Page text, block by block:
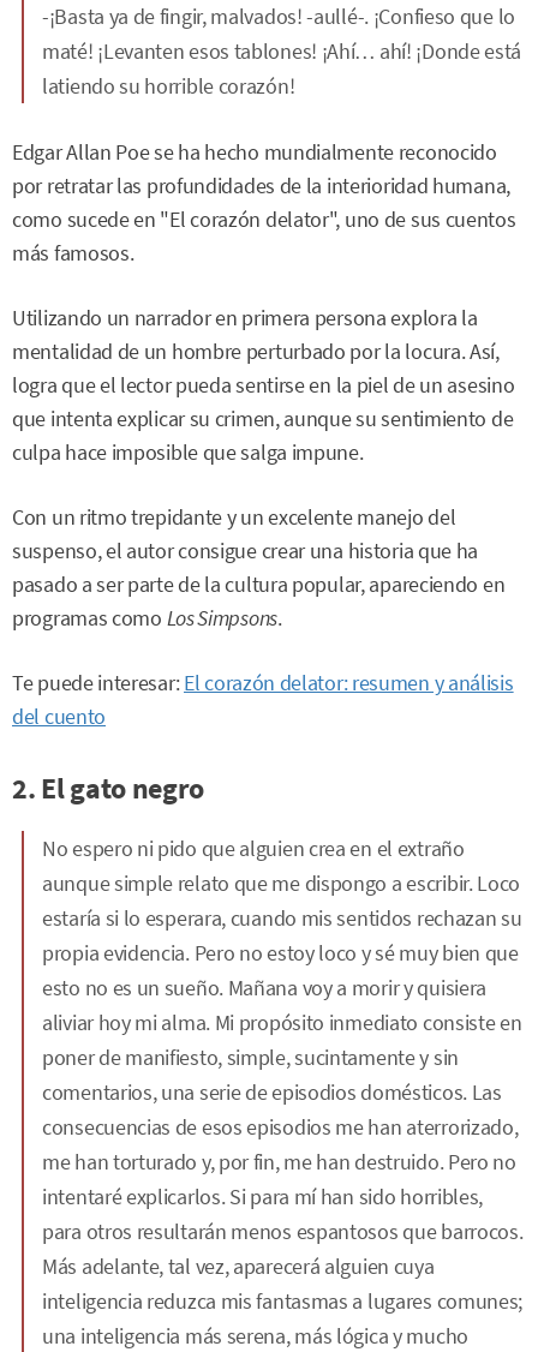
-¡Basta ya de fingir, malvados! -aullé-. ¡Confieso que lo
maté! ¡Levanten esos tablones! ¡Ahí… ahí! ¡Donde está
latiendo su horrible corazón!
Edgar Allan Poe se ha hecho mundialmente reconocido
por retratar las profundidades de la interioridad humana,
como sucede en "El corazón delator", uno de sus cuentos
más famosos.
Utilizando un narrador en primera persona explora la
mentalidad de un hombre perturbado por la locura. Así,
logra que el lector pueda sentirse en la piel de un asesino
que intenta explicar su crimen, aunque su sentimiento de
culpa hace imposible que salga impune.
Con un ritmo trepidante y un excelente manejo del
suspenso, el autor consigue crear una historia que ha
pasado a ser parte de la cultura popular, apareciendo en
programas como Los Simpsons.
Te puede interesar:El corazón delator: resumen y análisis
del cuento
2. El gato negro
No espero ni pido que alguien crea en el extraño
aunque simple relato que me dispongo a escribir. Loco
estaría si lo esperara, cuando mis sentidos rechazan su
propia evidencia. Pero no estoy loco y sé muy bien que
esto no es un sueño. Mañana voy a morir y quisiera
aliviar hoy mi alma. Mi propósito inmediato consiste en
poner de manifiesto, simple, sucintamente y sin
comentarios, una serie de episodios domésticos. Las
consecuencias de esos episodios me han aterrorizado,
me han torturado y, por fin, me han destruido. Pero no
intentaré explicarlos. Si para mí han sido horribles,
para otros resultarán menos espantosos que barrocos.
Más adelante, tal vez, aparecerá alguien cuya
inteligencia reduzca mis fantasmas a lugares comunes;
una inteligencia más serena, más lógica y mucho